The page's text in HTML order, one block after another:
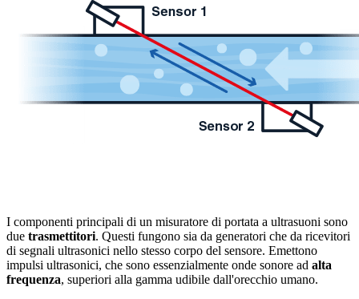
I componenti principali di un misuratore di portata a ultrasuoni sono
due trasmettitori. Questi fungono sia da generatori che da ricevitori
di segnali ultrasonici nello stesso corpo del sensore. Emettono
impulsi ultrasonici, che sono essenzialmente onde sonore ad alta
frequenza, superiori alla gamma udibile dall'orecchio umano.